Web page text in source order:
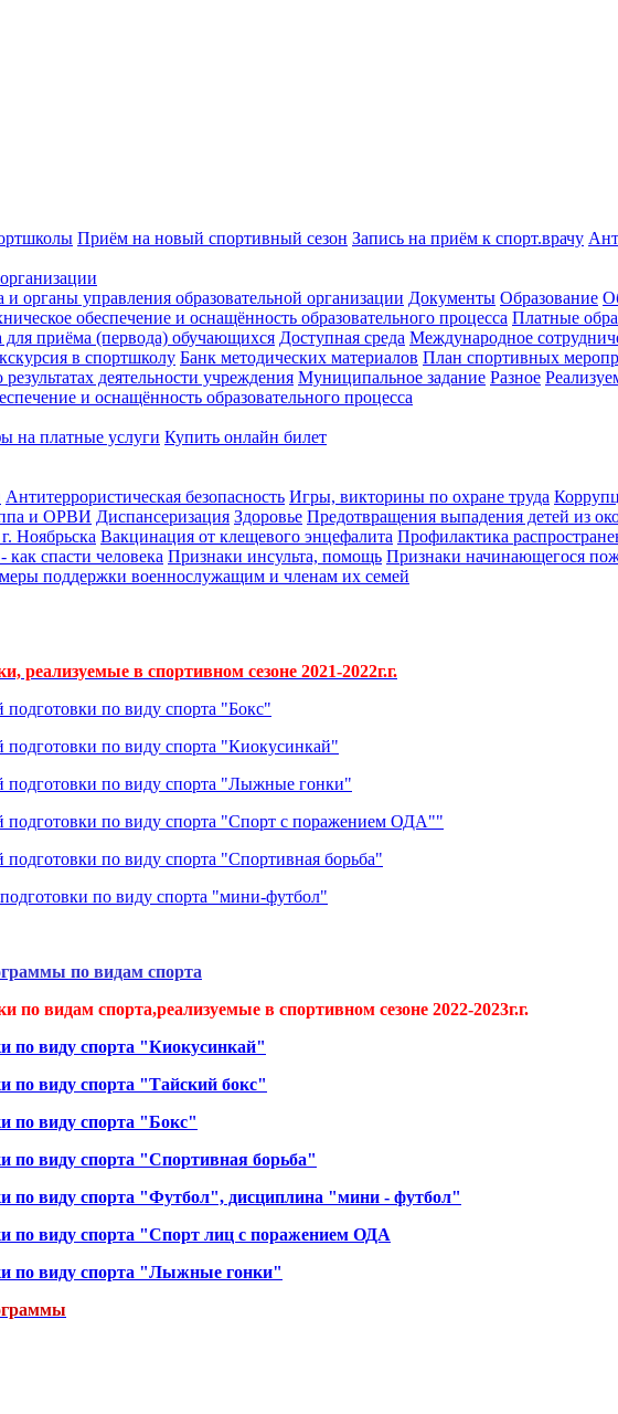
Приём на новый спортивный сезон Запись на приём к спорт.врачу
и органы управления образовательной организации Документы Образование
обеспечение и оснащённость образовательного процесса Платные
для приёма (первода) обучающихся Доступная среда Международное
в спортшколу Банк методических материалов План спортивных
деятельности учреждения Муниципальное задание Разное
и оснащённость образовательного процесса
на платные услуги Купить онлайн билет
Антитеррористическая безопасность Игры, викторины по охране труда
и ОРВИ Диспансеризация Здоровье Предотвращения выпадения детей из
Ноябрьска Вакцинация от клещевого энцефалита Профилактика
спасти человека Признаки инсульта, помощь Признаки начинающегося
поддержки военнослужащим и членам их семей
реализуемые в спортивном сезоне 2021-2022г.г.
по виду спорта "Бокс"
по виду спорта "Киокусинкай"
подготовки по виду спорта "Лыжные гонки"
подготовки по виду спорта "Спорт с поражением ОДА""
по виду спорта "Спортивная борьба"
по виду спорта "мини-футбол"
по видам спорта
видам спорта,реализуемые в спортивном сезоне 2022-2023г.г.
по виду спорта "Киокусинкай"
по виду спорта "Тайский бокс"
по виду спорта "Бокс"
по виду спорта "Спортивная борьба"
по виду спорта "Футбол", дисциплина "мини - футбол"
по виду спорта "Спорт лиц с поражением ОДА
по виду спорта "Лыжные гонки"